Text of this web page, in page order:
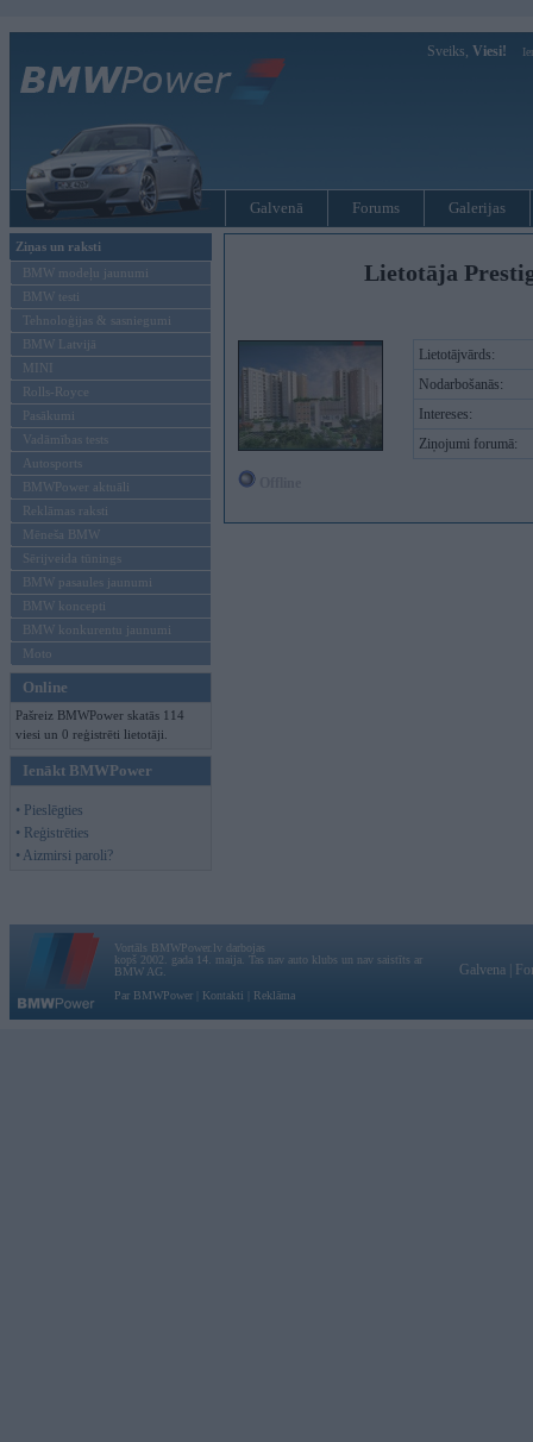
Sveiks, Viesi!
Galvenā Forums Galerijas
Ziņas un raksti
BMW modeļu jaunumi
BMW testi
Tehnoloģijas & sasniegumi
BMW Latvijā
MINI
Rolls-Royce
Pasākumi
Vadāmības tests
Autosports
BMWPower aktuāli
Reklāmas raksti
Mēneša BMW
Sērijveida tūnings
BMW pasaules jaunumi
BMW koncepti
BMW konkurentu jaunumi
Moto
Online
Pašreiz BMWPower skatās 114
viesi un 0 reģistrēti lietotāji.
Ienākt BMWPower
• Pieslēgties
• Reģistrēties
• Aizmirsi paroli?
Lietotāja
Lietotājvārds:
Nodarbošanās:
Intereses:
Ziņojumi forumā:
Vortāls BMWPower.lv darbojas
kopš 2002. gada 14. maija. Tas nav auto klubs un nav saistīts ar
BMW AG.
Par BMWPower
Kontakti Reklāma
Galvena